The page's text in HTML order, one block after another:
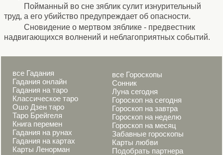
Пойманный во сне зяблик сулит изнурительный
труд, а его убийство предупреждает об опасности.
Сновидение о мертвом зяблике - предвестник
надвигающихся волнений и неблагоприятных событий.
все Гадания
Гадания онлайн
Гадания на таро
Классическое таро
Ошо Дзен таро
Таро Брейгеля
Книга перемен
Гадания на рунах
Гадания на картах
Карты Ленорман
все Гороскопы
Сонник
Луна сегодня
Гороскоп на сегодня
Гороскоп на завтра
Гороскоп на неделю
Гороскоп на месяц
Забавные гороскопы
Карты любви
Подобрать партнера